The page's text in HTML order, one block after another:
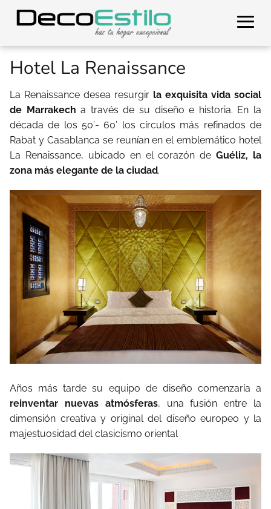
Hotel La Renaissance
La Renaissance desea resurgir la exquisita vida social
de Marrakech a través de su diseño e historia. En la
década de los 50’- 60’ los círculos más refinados de
Rabat y Casablanca se reunían en el emblemático hotel
La Renaissance, ubicado en el corazón de Guéliz, la
zona más elegante de la ciudad.
Años más tarde su equipo de diseño comenzaría a
reinventar nuevas atmósferas, una fusión entre la
dimensión creativa y original del diseño europeo y la
majestuosidad del clasicismo oriental